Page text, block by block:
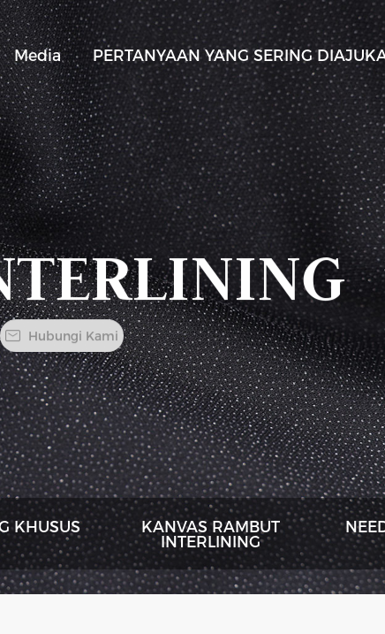
Media PERTANYAAN YANG SERING
 Hubungi Kami
KHUSUS
KANVAS RAMBUT
INTERLINING